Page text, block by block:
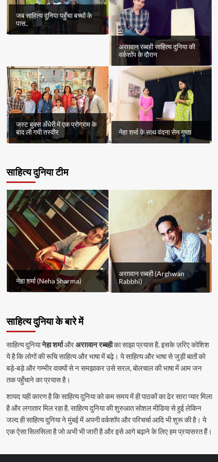
जब साहित्य दुनिया पहुँचा बच्चों के
पास..
अरग़वान रब्बही साहित्य दुनिया की
वर्कशॉप के दौरान
जस्ट बुक्स अँधेरी में एक प्रोग्राम के
बाद ली गयी तस्वीर
नेहा शर्मा के साथ वंदना सेन गुप्ता
साहित्य दुनिया टीम
नेहा शर्मा (Neha Sharma)
अरग़वान रब्बही (Arghwan
Rabbhi)
साहित्य दुनिया के बारे में
साहित्य दुनियानेहा शर्माऔरअरग़वान रब्बहीका साझा प्रयास है. इसके ज़रिए कोशिश
ये है कि लोगों की रूचि साहित्य और भाषा में बढ़े। ये साहित्य और भाषा से जुड़ी बातों को
बड़े-बड़े और गम्भीर वाक्यों से न समझाकर उसे सरल, बोलचाल की भाषा में आम जन
तक पहुँचाने का प्रयास है।
शायद यही कारण है कि साहित्य दुनिया को कम समय में ही पाठकों का ढेर सारा प्यार मिला
है और लगातार मिल रहा है. साहित्य दुनिया की शुरुआत सोशल मीडिया से हुई लेकिन
जल्द ही साहित्य दुनिया ने मुंबई में अपनी वर्कशॉप और परिचर्चा आदि भी शुरू की है। ये
एक ऐसा सिलसिला है जो अभी भी जारी है और इसे आगे बढ़ाने के लिए हम प्रयासरत हैं।